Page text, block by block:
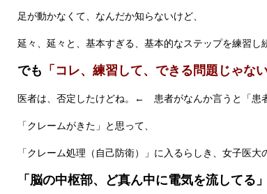
足が動かなくて、なんだか知らないけど、
延々、延々と、基本すぎる、基本的なステップを練習し
でも 「コレ、練習して、できる問題じゃない
医者は、否定したけどね。← 患者がなんか言うと「患
「クレームがきた」と思って、
「クレーム処理（自己防衛）」に入るらしき、女子医大
「脳の中枢部、ど真ん中に電気を流してる